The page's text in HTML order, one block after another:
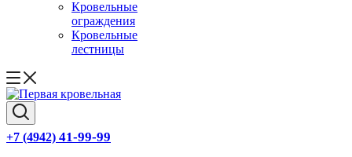
Кровельные
ограждения
Кровельные
лестницы
+7 (4942) 41-99-99